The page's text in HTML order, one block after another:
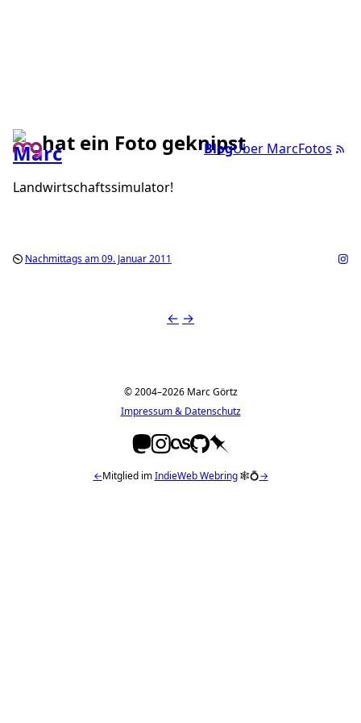
BlogÜber MarcFotos
hat ein Foto geknipst
Landwirtschaftssimulator!
Nachmittags am 09. Januar 2011
← →
© 2004–2026 Marc Görtz
Impressum & Datenschutz
←Mitglied imIndieWeb Webring🕸💍→